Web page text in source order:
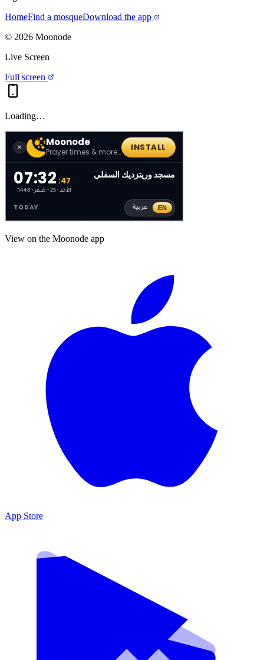
HomeFind a mosqueDownload the app
© 2026 Moonode
Live Screen
Full screen
Loading…
View on the Moonode app
App Store